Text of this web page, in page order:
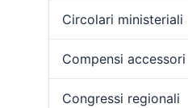
Circolari ministeriali
Compensi accessori
Congressi regionali